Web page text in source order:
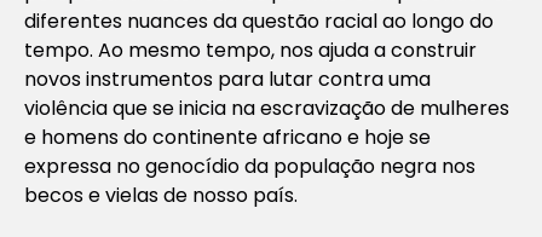
diferentes nuances da questão racial ao longo do
tempo. Ao mesmo tempo, nos ajuda a construir
novos instrumentos para lutar contra uma
violência que se inicia na escravização de mulheres
e homens do continente africano e hoje se
expressa no genocídio da população negra nos
becos e vielas de nosso país.